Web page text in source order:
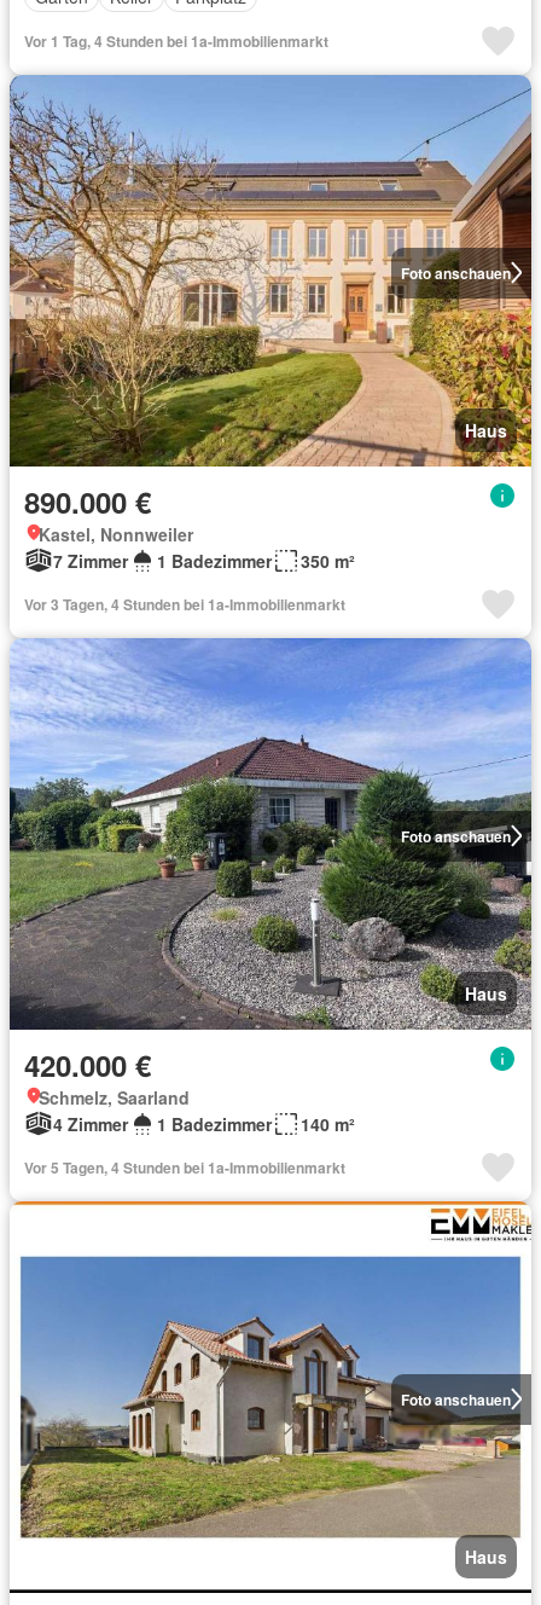
Vor 1 Tag, 4 Stunden bei 1a-Immobilienmarkt
Foto anschauen
Haus
890.000 €
Kastel, Nonnweiler
7 Zimmer
1 Badezimmer 350 m²
Vor 3 Tagen, 4 Stunden bei 1a-Immobilienmarkt
Foto anschauen
Haus
420.000 €
Schmelz, Saarland
4 Zimmer
1 Badezimmer 140 m²
Vor 5 Tagen, 4 Stunden bei 1a-Immobilienmarkt
Foto anschauen
Haus